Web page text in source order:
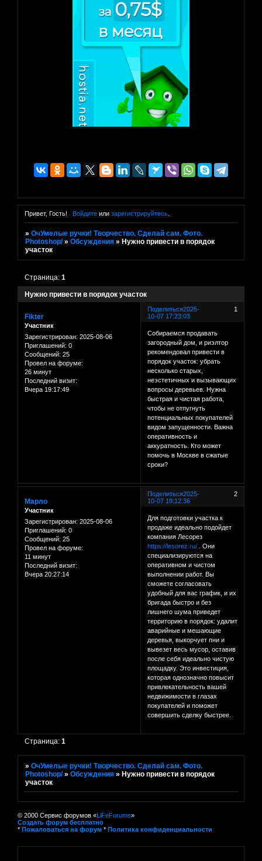
Привет, Гость! Войдитеили зарегистрируйтесь.
»ОчУмелые ручки! Творчество. Сделай сам. Фото.
Photoshop/ »Обсуждения » Нужно привести в порядок
участок
Нужно привести в порядок участок
Страница:1
Поделиться 1
2025-
10-07 17:23:03
Fikter
Участник
Зарегистрирован: 2025-08-06
Приглашений: 0
Сообщений: 25
Провел на форуме:
26 минут
Последний визит:
Вчера 19:17:49
Собираемся продавать
загородный дом, и риэлтор
рекомендовал привести в
порядок участок: убрать
несколько старых,
неэстетичных и вызывающих
вопросы деревьев. Нужна
быстрая и чистая работа,
чтобы не отпугнуть
потенциальных покупателей
видом запущенности. Важна
оперативность и
аккуратность. Кто может
помочь в Москве в сжатые
сроки?
Поделиться 2
2025-
10-07 18:12:36
Марло
Участник
Зарегистрирован: 2025-08-06
Приглашений: 0
Сообщений: 25
Провел на форуме:
11 минут
Последний визит:
Вчера 20:27:14
Для подготовки участка к
продаже идеально подойдет
компания Лесорез
https://lesorez.ru/ . Они
специализируются на
оперативном и чистом
выполнении работ. Вы
сможете согласовать
удобный для вас график, и их
бригада быстро и без
лишнего шума приведет
территорию в порядок: удалит
аварийные и мешающие
деревья, выкорчует пни и
вывезет весь мусор, оставив
после себя идеально чистую
площадку. Это инвестиция,
которая однозначно повысит
привлекательность вашей
недвижимости в глазах
покупателей и поможет
совершить сделку быстрее.
Страница:1
»ОчУмелые ручки! Творчество. Сделай сам. Фото.
Photoshop/ »Обсуждения » Нужно привести в порядок
участок
© 2000 Сервис форумов « LiFeForums»
Создать форум бесплатно
* Пожаловаться на форум * Политика конфиденциальности